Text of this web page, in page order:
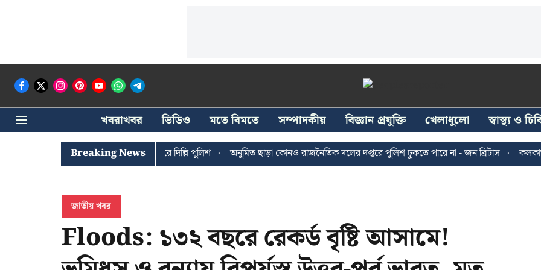
খবরাখবর ভিডিও মতে বিমতে সম্পাদকীয় বিজ্ঞান প্রযুক্তি খেলাধুলো স্বাস্থ্য ও
Breaking News
ঐশী ঘোষের খোঁজে সিপিআইএম সদর দপ্তরে দিল্লি পুলিশ অনুমিত ছাড়া কোনও রাজনৈতিক দলের দপ্তরে পুলিশ ঢুকতে পারে না - জন ব্রিটাস কলকাতায়
জাতীয় খবর
Floods: ১৩২ বছরে রেকর্ড বৃষ্টি আসামে!